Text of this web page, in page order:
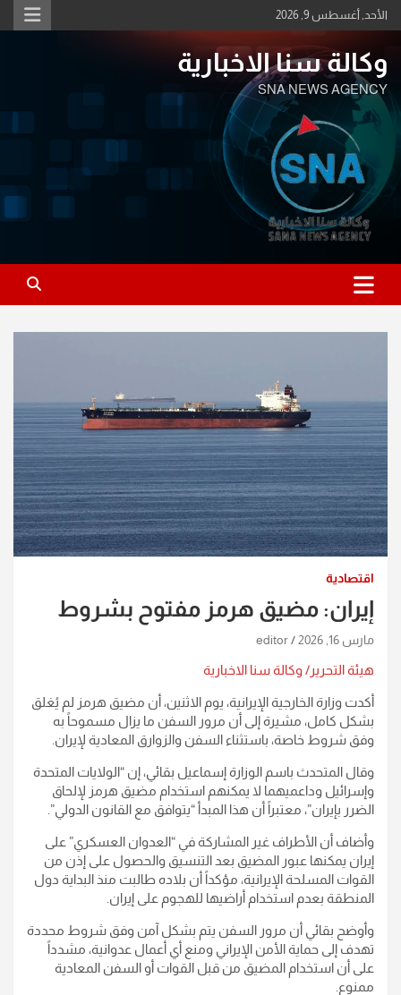
Skip
to
الأحد, أغسطس 9, 2026
وكالة سنا الاخبارية
SNA NEWS AGENCY
اقتصادية
إيران: مضيق هرمز مفتوح بشروط
مارس 16, 2026 editor
هيئة التحرير/ وكالة سنا الاخبارية
أكدت وزارة الخارجية الإيرانية، يوم الاثنين، أن مضيق هرمز لم يُغلق
بشكل كامل، مشيرة إلى أن مرور السفن ما يزال مسموحاً به
وفق شروط خاصة، باستثناء السفن والزوارق المعادية لإيران.
وقال المتحدث باسم الوزارة إسماعيل بقائي، إن “الولايات المتحدة
وإسرائيل وداعميهما لا يمكنهم استخدام مضيق هرمز لإلحاق
الضرر بإيران”، معتبراً أن هذا المبدأ “يتوافق مع القانون الدولي”.
وأضاف أن الأطراف غير المشاركة في “العدوان العسكري” على
إيران يمكنها عبور المضيق بعد التنسيق والحصول على إذن من
القوات المسلحة الإيرانية، مؤكداً أن بلاده طالبت منذ البداية دول
المنطقة بعدم استخدام أراضيها للهجوم على إيران.
وأوضح بقائي أن مرور السفن يتم بشكل آمن وفق شروط محددة
تهدف إلى حماية الأمن الإيراني ومنع أي أعمال عدوانية، مشدداً
على أن استخدام المضيق من قبل القوات أو السفن المعادية
ممنوع.